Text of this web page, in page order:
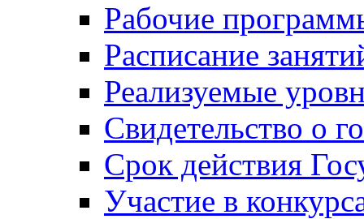
Рабочие
Расписание
Реализуемые
Свидетельство о
Срок действия
Участие в